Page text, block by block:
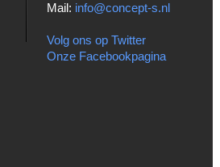
Mail: info@concept-s.nl
Volg ons op Twitter
Onze Facebookpagina